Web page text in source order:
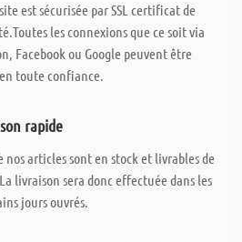
est sécurisée par SSL certificat de
les connexions que ce soit via
Facebook ou Google peuvent être
toute confiance.
rapide
nos articles sont en stock et livrables de
livraison sera donc effectuée dans les
jours ouvrés.